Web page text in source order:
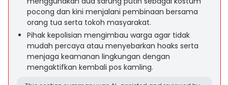
pocong dan kini menjalani pembinaan bersama
orang tua serta tokoh masyarakat.
Pihak kepolisian mengimbau warga agar tidak
mudah percaya atau menyebarkan hoaks serta
menjaga keamanan lingkungan dengan
mengaktifkan kembali pos kamling.